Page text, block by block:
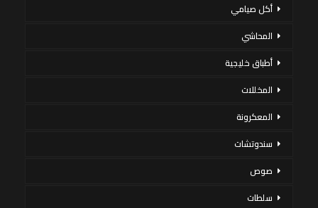
أكل صيامي
المحاشي
أطباق خليجية
المخللات
المعكرونة
سندوتشات
صوص
سلطات